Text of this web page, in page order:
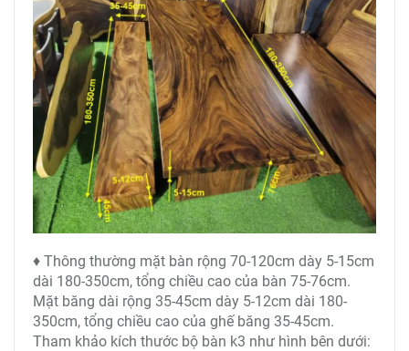
♦ Thông thường mặt bàn rộng 70-120cm dày 5-15cm
dài 180-350cm, tổng chiều cao của bàn 75-76cm.
Mặt băng dài rộng 35-45cm dày 5-12cm dài 180-
350cm, tổng chiều cao của ghế băng 35-45cm.
Tham khảo kích thước bộ bàn k3 như hình bên dưới: